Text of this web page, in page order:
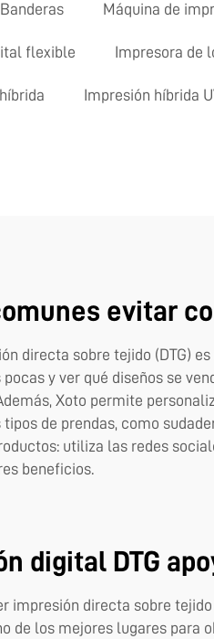
Máquina de
flexible Impresora de
Impresión híbrida
evitar
directa sobre tejido (DTG)
y ver qué diseños se
Xoto permite
de prendas, como
utiliza las redes
beneficios.
digital DTG
impresión directa sobre tejido
de los mejores lugares para